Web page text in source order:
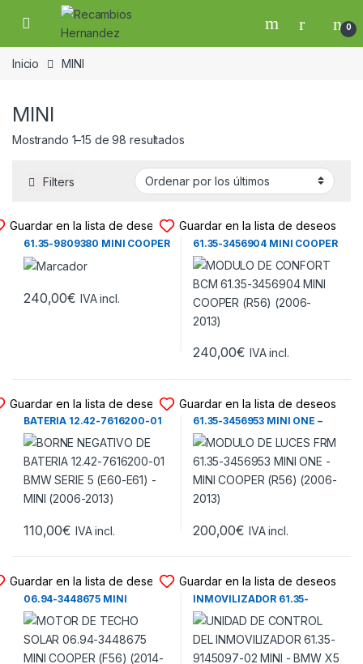
Skip to navigation
Skip to content
Open 0
Inicio MINI
MINI
Mostrando 1–15 de 98 resultadosOrdenado por los últimos
Filters
Guardar en la lista de deseos
MODULO DE CONFORT BCM
61.35-9809380 MINI COOPER
(R60) (2010-2025))
240,00€ IVA incl.
Guardar en la lista de deseos
MODULO DE CONFORT BCM
61.35-3456904 MINI COOPER
(R56) (2006-2013)
240,00€ IVA incl.
Guardar en la lista de deseos
BORNE NEGATIVO DE
BATERIA 12.42-7616200-01
BMW SERIE 5 (E60-E61) –
MINI (2006-2013)
110,00€ IVA incl.
Guardar en la lista de deseos
MODULO DE LUCES FRM
61.35-3456953 MINI ONE –
MINI COOPER (R56) (2006-
2013)
200,00€ IVA incl.
Guardar en la lista de deseos
MOTOR DE TECHO SOLAR
06.94-3448675 MINI
COOPER (F56) (2014-2024)
Guardar en la lista de deseos
UNIDAD DE CONTROL DEL
INMOVILIZADOR 61.35-
9145097-02 MINI – BMW X5
(E53) – BMW Z4 (2003-2008)